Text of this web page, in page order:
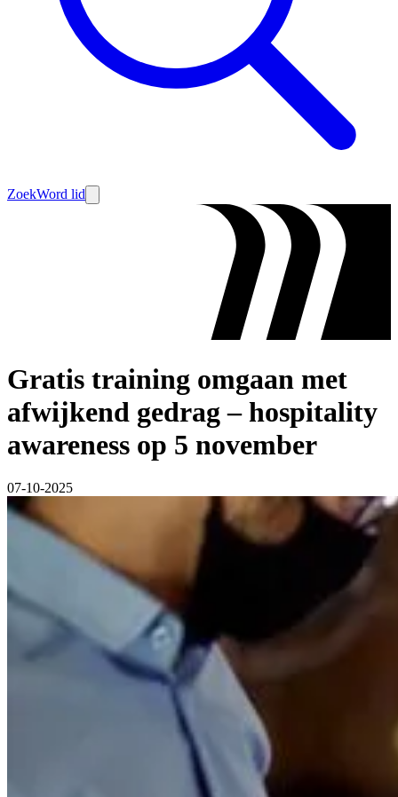
ZoekWord lid
Gratis training omgaan met
afwijkend gedrag – hospitality
awareness op 5 november
07-10-2025